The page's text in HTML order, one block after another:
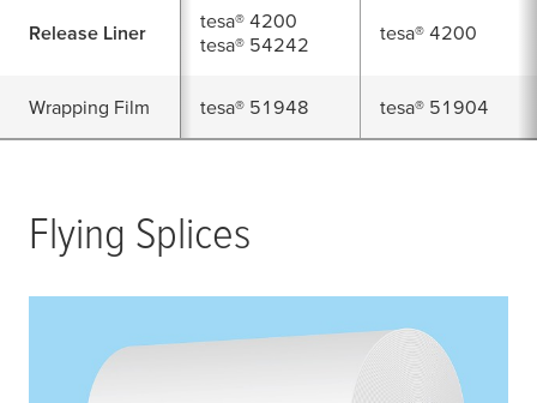
Release Liner
tesa® 4200
tesa® 54242
tesa® 4200
Wrapping Film tesa® 51948 tesa® 51904
Flying Splices